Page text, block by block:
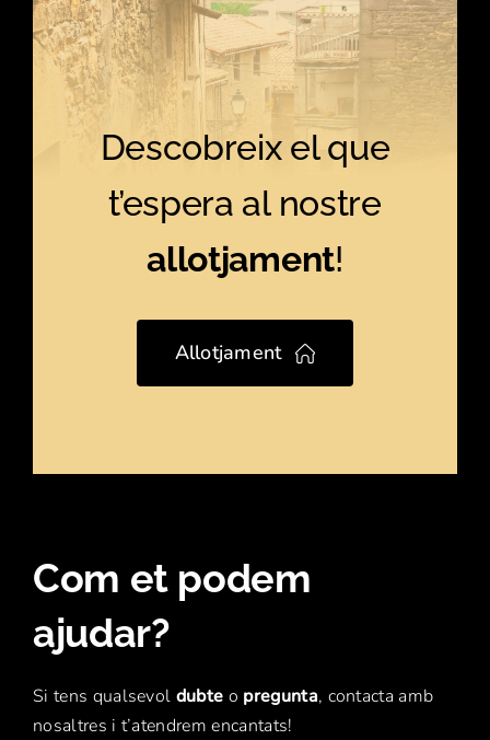
Descobreix el que
t’espera al nostre
allotjament!
Allotjament
Com et podem
ajudar?
Si tens qualsevol dubte o pregunta, contacta amb
nosaltres i t’atendrem encantats!